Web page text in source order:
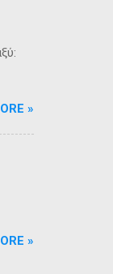
»
»